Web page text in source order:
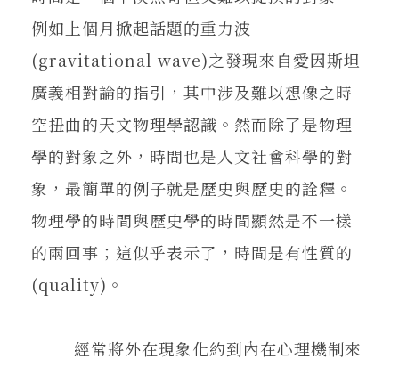
關鍵詞
東華風景
例如上個月掀起話題的重力波
(gravitational wave)之發現來自愛因斯坦
廣義相對論的指引，其中涉及難以想像之時
空扭曲的天文物理學認識。然而除了是物理
學的對象之外，時間也是人文社會科學的對
象，最簡單的例子就是歷史與歷史的詮釋。
物理學的時間與歷史學的時間顯然是不一樣
的兩回事；這似乎表示了，時間是有性質的
(quality)。
經常將外在現象化約到內在心理機制來